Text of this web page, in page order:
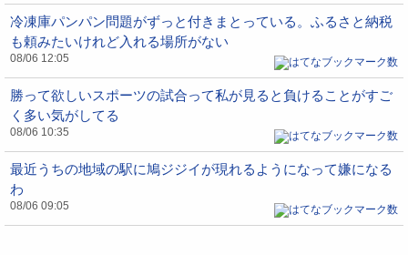
冷凍庫パンパン問題がずっと付きまとっている。ふるさと納税
も頼みたいけれど入れる場所がない
08/06 12:05
勝って欲しいスポーツの試合って私が見ると負けることがすご
く多い気がしてる
08/06 10:35
最近うちの地域の駅に鳩ジジイが現れるようになって嫌になる
わ
08/06 09:05